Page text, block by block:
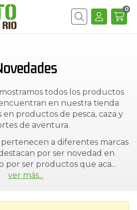
Buscar
0
todos los productos
en nuestra tienda
en productos de pesca, caza y
de aventura.
a diferentes marcas
por ser novedad en
por ser productos que aca...
ver más...